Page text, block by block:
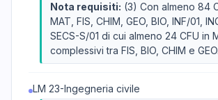
Nota requisiti: (3) Con almeno 84
MAT, FIS, CHIM, GEO, BIO, INF/01,
SECS-S/01 di cui almeno 24 CFU in
complessivi tra FIS, BIO, CHIM e GEO.
LM 23-Ingegneria civile